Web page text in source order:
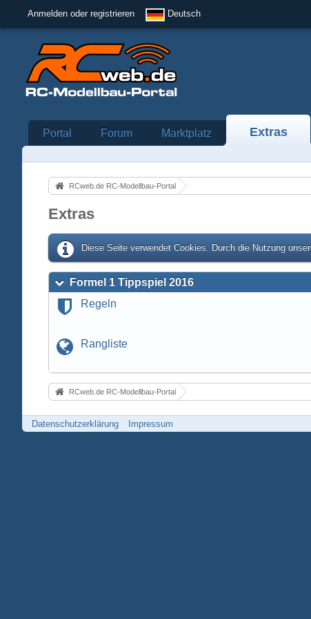
Anmelden oder registrieren Deutsch
Portal Forum Marktplatz Extras
RCweb.de RC-Modellbau-Portal
Extras
Diese Seite verwendet Cookies. Durch die Nutzung
Formel 1 Tippspiel 2016
Regeln
Rangliste
RCweb.de RC-Modellbau-Portal
Datenschutzerklärung Impressum